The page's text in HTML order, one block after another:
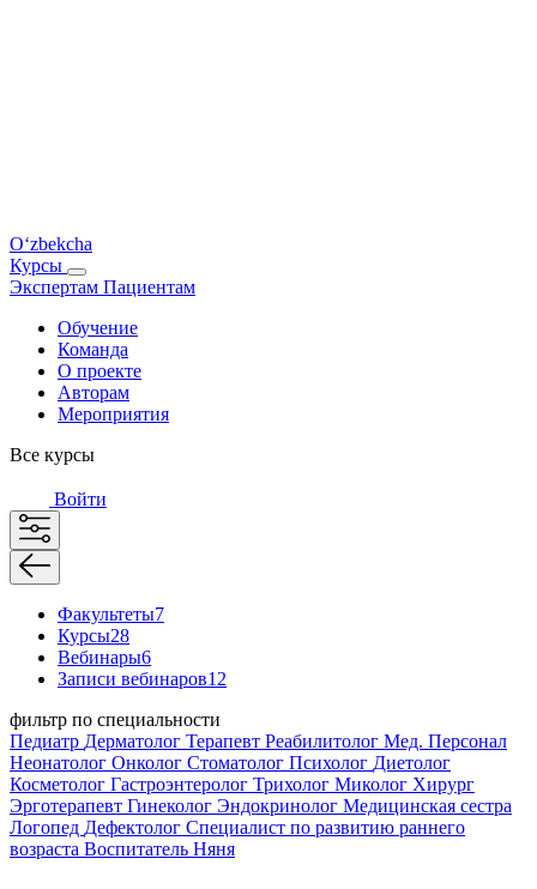
O‘zbekcha
Курсы
Экспертам Пациентам
Обучение
Команда
О проекте
Авторам
Мероприятия
Все курсы
Войти
Факультеты7
Курсы28
Вебинары6
Записи вебинаров12
фильтр по специальности
Педиатр Дерматолог Терапевт Реабилитолог Мед. Персонал
Неонатолог Онколог Стоматолог Психолог Диетолог
Косметолог Гастроэнтеролог Трихолог Миколог Хирург
Эрготерапевт Гинеколог Эндокринолог Медицинская сестра
Логопед Дефектолог Специалист по развитию раннего
возраста Воспитатель Няня